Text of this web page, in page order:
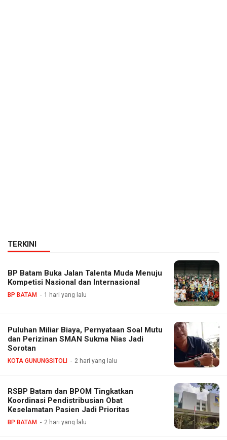
TERKINI
BP Batam Buka Jalan Talenta Muda Menuju
Kompetisi Nasional dan Internasional
BP BATAM 1 hari yang lalu
Puluhan Miliar Biaya, Pernyataan Soal Mutu
dan Perizinan SMAN Sukma Nias Jadi
Sorotan
KOTA GUNUNGSITOLI 2 hari yang lalu
RSBP Batam dan BPOM Tingkatkan
Koordinasi Pendistribusian Obat
Keselamatan Pasien Jadi Prioritas
BP BATAM 2 hari yang lalu